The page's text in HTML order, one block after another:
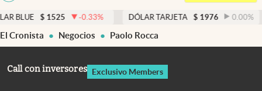
Economía y Política
Finanzas y Mercados
-0.33% DÓLAR TARJETA $ 1976 0.00% DÓLAR
El Cronista Negocios Paolo Rocca
Call con inversores Exclusivo Members